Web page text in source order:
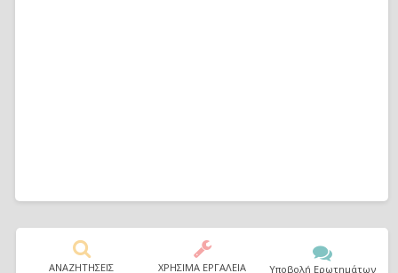
ΑΝΑΖΗΤΗΣΕΙΣ ΧΡΗΣΙΜΑ ΕΡΓΑΛΕΙΑ Υποβολή Ερωτημάτων